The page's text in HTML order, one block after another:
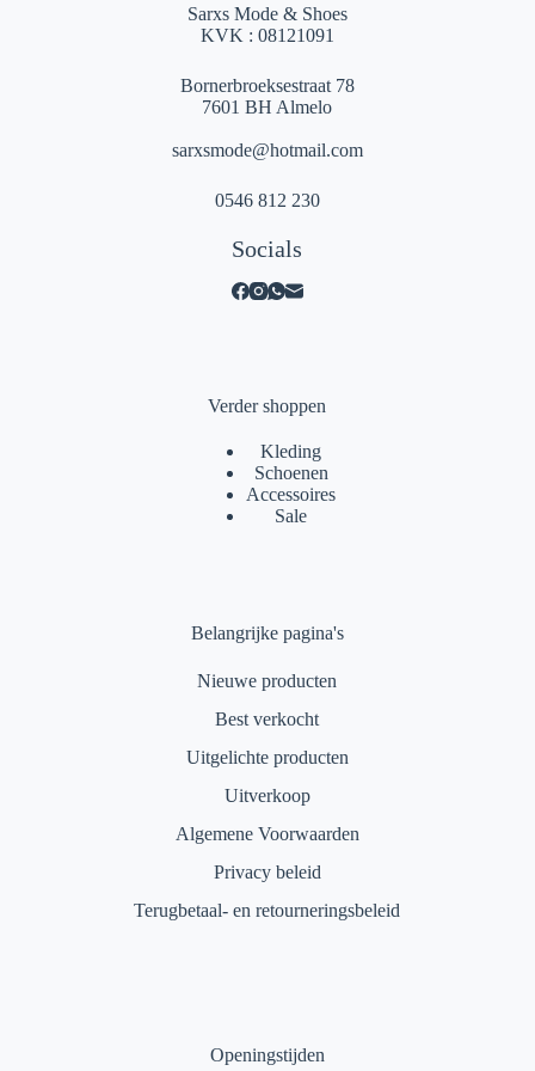
Sarxs Mode & Shoes
KVK : 08121091
Bornerbroeksestraat 78
7601 BH Almelo
sarxsmode@hotmail.com
0546 812 230
Socials
Verder shoppen
Kleding
Schoenen
Accessoires
Sale
Belangrijke pagina's
Nieuwe producten
Best verkocht
Uitgelichte producten
Uitverkoop
Algemene Voorwaarden
Privacy beleid
Terugbetaal- en retourneringsbeleid
Openingstijden